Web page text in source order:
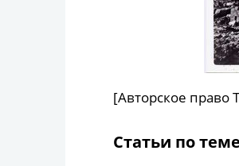
[Авторское право
Статьи по теме